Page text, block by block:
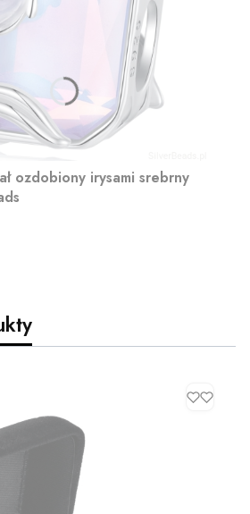
ozdobiony irysami srebrny